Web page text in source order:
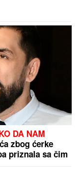
DA NAM
zbog ćerke
priznala sa čim